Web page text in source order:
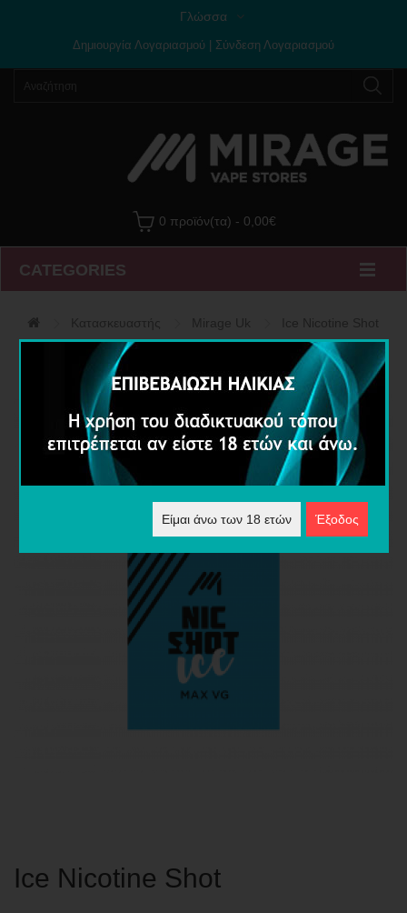
Γλώσσα
Δημιουργία Λογαριασμού Σύνδεση Λογαριασμού
0 προϊόν(τα) - 0,00€
CATEGORIES
Κατασκευαστής Mirage Uk Ice Nicotine Shot
Ice Nicotine Shot
Είμαι άνω των 18 ετών Έξοδος